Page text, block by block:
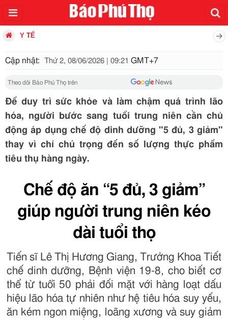
Y TẾ
Cập nhật: Thứ 2, 08/06/2026 | 09:21 GMT+7
Theo dõi Báo Phú Thọ trên
Để duy trì sức khỏe và làm chậm quá trình lão
hóa, người bước sang tuổi trung niên cần chủ
động áp dụng chế độ dinh dưỡng "5 đủ, 3 giảm"
thay vì chỉ chú trọng đến số lượng thực phẩm
tiêu thụ hàng ngày.
Chế độ ăn “5 đủ, 3 giảm”
giúp người trung niên kéo
dài tuổi thọ
Tiến sĩ Lê Thị Hương Giang, Trưởng Khoa Tiết
chế dinh dưỡng, Bệnh viện 19-8, cho biết cơ
thể từ tuổi 50 phải đối mặt với hàng loạt dấu
hiệu lão hóa tự nhiên như hệ tiêu hóa suy yếu,
ăn kém ngon miệng, loãng xương và suy giảm